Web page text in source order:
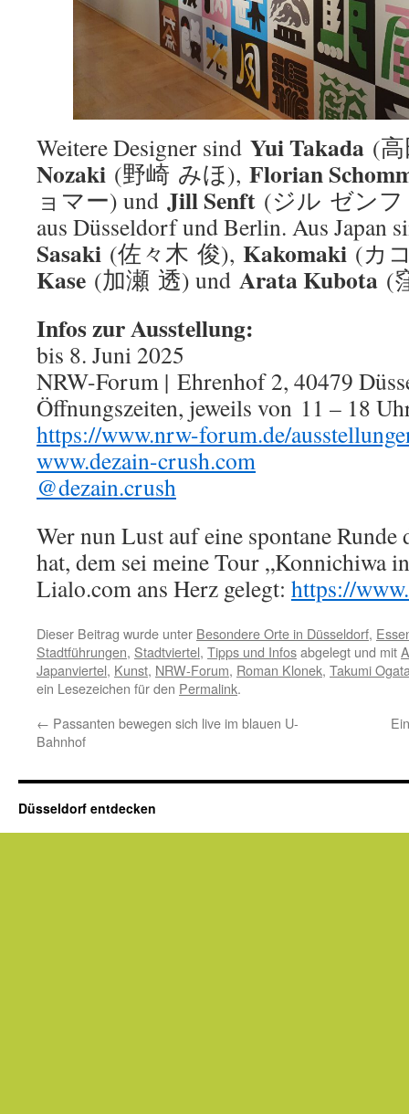
Weitere Designer sind Yui Takada (
Nozaki (野崎 みほ), Florian
ョマー) und Jill Senft (ジル ゼンフ
aus Düsseldorf und Berlin. Aus Japan
Sasaki (佐々木 俊), Kakomaki (カ
Kase (加瀬 透) und Arata Kubota (
Infos zur Ausstellung:
bis 8. Juni 2025
NRW-Forum | Ehrenhof 2, 40479
Öffnungszeiten, jeweils von 11 – 18
https://www.nrw-forum.de/
www.dezain-crush.com
@dezain.crush
Wer nun Lust auf eine spontane Runde
hat, dem sei meine Tour „Konnichiwa
Lialo.com ans Herz gelegt: https://
Dieser Beitrag wurde unter Besondere Orte in Düsseldorf,
Stadtführungen, Stadtviertel, Tipps und Infosabgelegt und mit
Japanviertel, Kunst, NRW-Forum, Roman Klonek, Takumi
ein Lesezeichen für den Permalink.
← Passanten bewegen sich live im blauen U-
Bahnhof
Düsseldorf entdecken